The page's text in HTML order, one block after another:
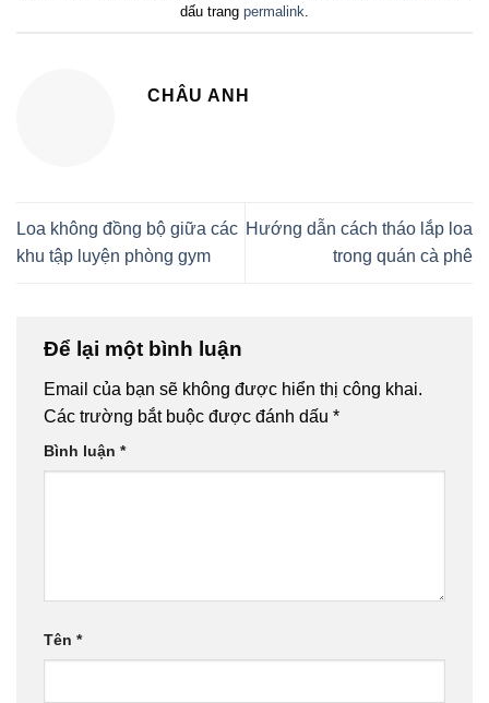
dấu trang permalink.
CHÂU ANH
Loa không đồng bộ giữa các
khu tập luyện phòng gym
Hướng dẫn cách tháo lắp loa
trong quán cà phê
Để lại một bình luận
Email của bạn sẽ không được hiển thị công khai.
Các trường bắt buộc được đánh dấu *
Bình luận *
Tên *